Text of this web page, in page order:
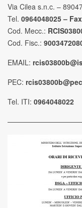
Via Cilea s.n.c. –
Tel. 0964048025 –
Cod. Mecc.:
Cod. Fisc.:
EMAIL:
PEC:
Tel. ITI: 0964048022